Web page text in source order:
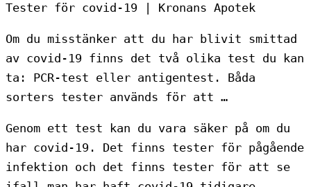
Tester för covid-19 | Kronans Apotek
Om du misstänker att du har blivit smittad
av covid-19 finns det två olika test du kan
ta: PCR-test eller antigentest. Båda
sorters tester används för att …
Genom ett test kan du vara säker på om du
har covid-19. Det finns tester för pågående
infektion och det finns tester för att se